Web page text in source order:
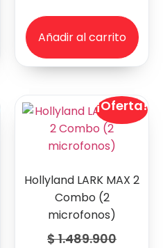
Añadir al carrito
¡Oferta!
Hollyland LARK MAX 2
Combo (2
microfonos)
$1.489.900